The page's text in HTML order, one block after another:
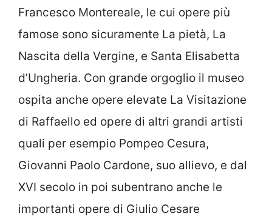
Francesco Montereale, le cui opere più
famose sono sicuramente La pietà, La
Nascita della Vergine, e Santa Elisabetta
d’Ungheria. Con grande orgoglio il museo
ospita anche opere elevate La Visitazione
di Raffaello ed opere di altri grandi artisti
quali per esempio Pompeo Cesura,
Giovanni Paolo Cardone, suo allievo, e dal
XVI secolo in poi subentrano anche le
importanti opere di Giulio Cesare